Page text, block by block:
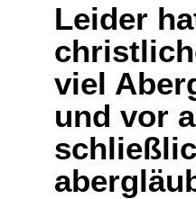
Leider
viel
und vor